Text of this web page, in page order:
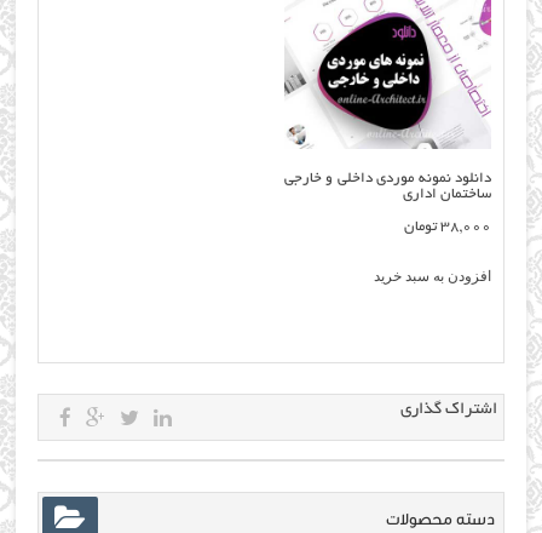
دانلود نمونه موردی داخلی و خارجی
ساختمان اداری
38,000 تومان
افزودن به سبد خرید
اشتراک گذاری
دسته محصولات